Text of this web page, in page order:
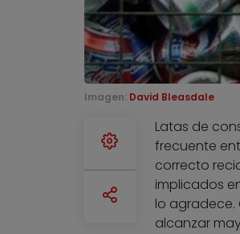
Imagen: David Bleasdale
Latas de
frecuente
correcto
implicados
lo agradece.
alcanzar